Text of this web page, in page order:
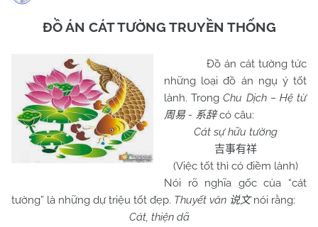
ĐỒ ÁN CÁT TƯỜNG TRUYỀN THỐNG
Đồ án cát tường tức
những loại đồ án ngụ ý tốt
lành. TrongChu Dịch – Hệ từ
周易- 系辞 có câu:
Cát sự hữu tường
吉事有祥
(Việc tốt thì có điềm lành)
Nói rõ nghĩa gốc của “cát
tường” là những dự triệu tốt đẹp. Thuyết văn 说文nói rằng:
Cát, thiện dã